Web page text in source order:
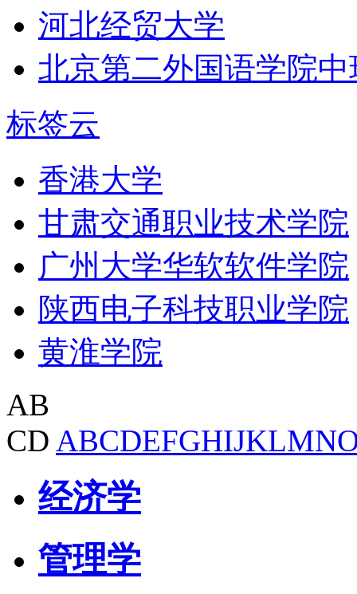
河北经贸大学
北京第二外国语学院
标签云
香港大学
甘肃交通职业技术学院
广州大学华软软件学院
陕西电子科技职业学院
黄淮学院
AB
CD ABCDEFGHIJKLMN
经济学
管理学